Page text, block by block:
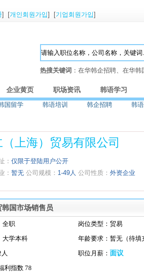
] [개인회원가입] [기업회원가입]
热搜关键词 ：在华韩企招聘、在华
企业黄页 职场资讯 韩语学习
国留学 韩语培训 韩企招聘 韩
（上海）贸易有限公司
： 仅限于登陆用户公开
： 暂无 公司规模： 1-49人 公司性质： 外资企业
国市场销售员
全职 岗位类型：贸易
大学本科
年龄要求：暂无（待填
职位月薪： 面议
利指数 78